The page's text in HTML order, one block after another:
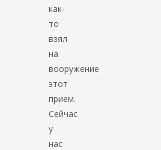
как-
то
взял
на
вооружение
этот
прием.
Сейчас
у
нас